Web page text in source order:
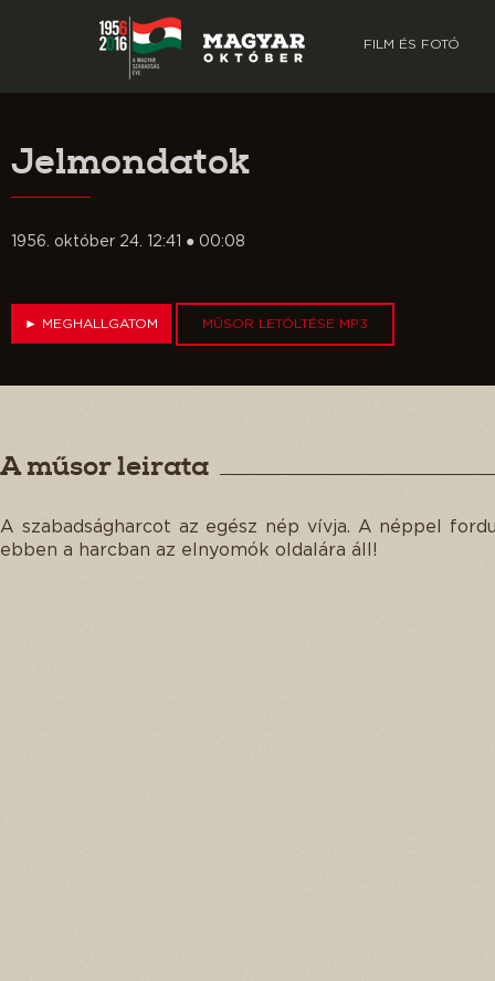
FILM ÉS FOTÓ
Jelmondatok
1956. október 24. 12:41 ● 00:08
► MEGHALLGATOM MŰSOR LETÖLTÉSE MP3
A műsor leirata
A szabadságharcot az egész nép vívja. A néppel
ebben a harcban az elnyomók oldalára áll!